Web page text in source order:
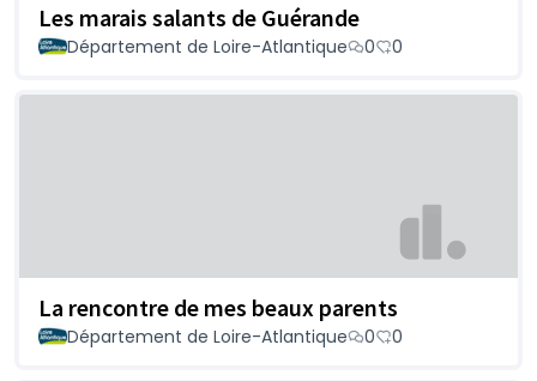
Les marais salants de Guérande
Département de Loire-Atlantique 0 0
La rencontre de mes beaux parents
Département de Loire-Atlantique 0 0